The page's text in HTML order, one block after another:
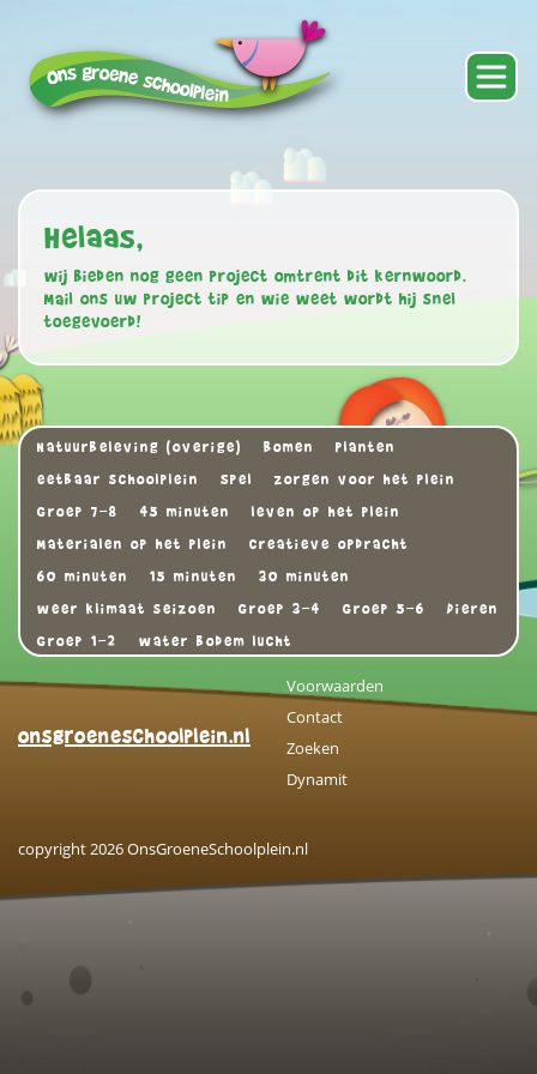
Helaas,
wij bieden nog geen project omtrent dit kernwoord.
Mail ons uw project tip en wie weet wordt hij snel
toegevoerd!
Natuurbeleving (overige) Bomen
Planten
eetbaar schoolplein
Spel
zorgen voor het plein
Groep 7-8
45 minuten
leven op het plein
Materialen op het plein
Creatieve opdracht
60 minuten
15 minuten
30 minuten
weer klimaat seizoen
Groep 3-4 Groep 5-6
Dieren
Groep 1-2
water bodem lucht
onsgroeneschoolplein.nl
Voorwaarden
Contact
Zoeken
Dynamit
copyright 2026 OnsGroeneSchoolplein.nl